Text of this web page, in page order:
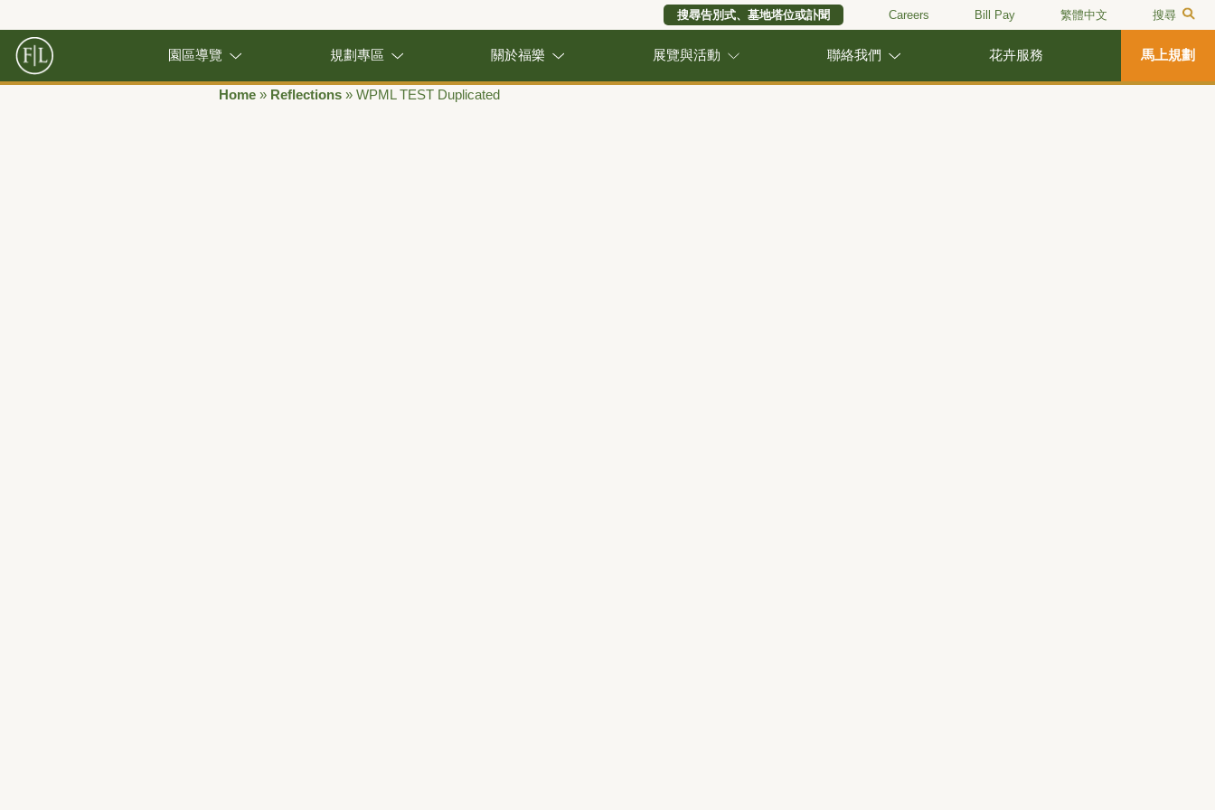
搜尋告別式、墓地塔位或訃聞 Careers Bill Pay 繁體中文 搜尋
園區導覽 規劃專區 關於福樂 展覽與活動 聯絡我們 花卉服務 馬上規劃
Home » Reflections » WPML TEST Duplicated